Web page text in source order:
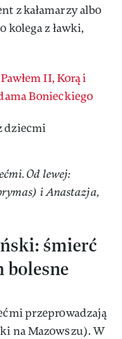
z kałamarzy albo
kolega z ławki,
II, Korą i
Bonieckiego
Od lewej:
i Anastazja,
śmierć
bolesne
przeprowadzają
na Mazowszu). W